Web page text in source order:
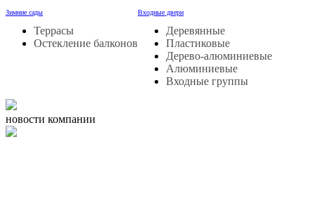
Зимние сады
Террасы
Остекление балконов
Входные двери
Деревянные
Пластиковые
Дерево-алюминиевые
Алюминиевые
Входные группы
новости компании